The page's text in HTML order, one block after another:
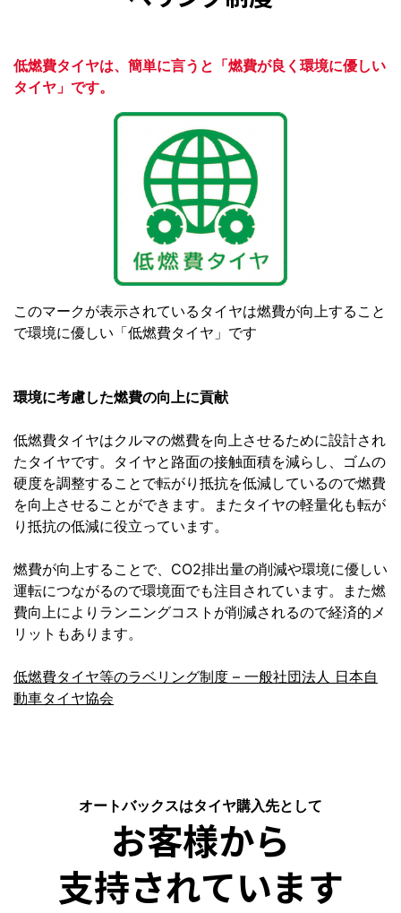
低燃費タイヤは、簡単に言うと「燃費が良く環境に優しい
タイヤ」です。
このマークが表示されているタイヤは燃費が向上すること
で環境に優しい「低燃費タイヤ」です
環境に考慮した燃費の向上に貢献
低燃費タイヤはクルマの燃費を向上させるために設計され
たタイヤです。タイヤと路面の接触面積を減らし、ゴムの
硬度を調整することで転がり抵抗を低減しているので燃費
を向上させることができます。またタイヤの軽量化も転が
り抵抗の低減に役立っています。
燃費が向上することで、CO2排出量の削減や環境に優しい
運転につながるので環境面でも注目されています。また燃
費向上によりランニングコストが削減されるので経済的メ
リットもあります。
低燃費タイヤ等のラベリング制度 – 一般社団法人 日本自
動車タイヤ協会
オートバックスはタイヤ購入先として
お客様から
支持されています